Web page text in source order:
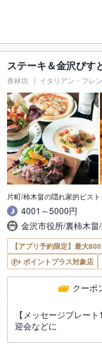
ステーキ＆金沢びす
香林坊 イタリアン・フレ
片町/柿木畠の隠れ家的ビスト
4001～5000円
金沢市役所/裏柿木
【アプリ予約限定】最大
ポイントプラス対象店
クーポ
【メッセージプレー
迎会などに